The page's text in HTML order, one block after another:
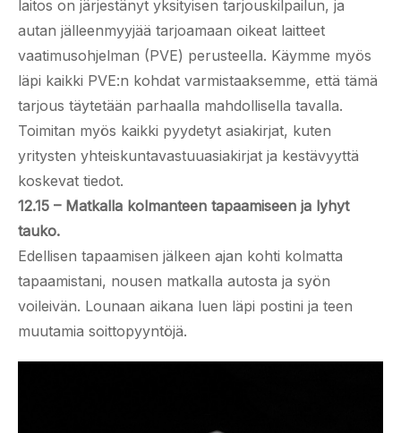
laitos on järjestänyt yksityisen tarjouskilpailun, ja
autan jälleenmyyjää tarjoamaan oikeat laitteet
vaatimusohjelman (PVE) perusteella. Käymme myös
läpi kaikki PVE:n kohdat varmistaaksemme, että tämä
tarjous täytetään parhaalla mahdollisella tavalla.
Toimitan myös kaikki pyydetyt asiakirjat, kuten
yritysten yhteiskuntavastuuasiakirjat ja kestävyyttä
koskevat tiedot.
12.15 – Matkalla kolmanteen tapaamiseen ja lyhyt
tauko.
Edellisen tapaamisen jälkeen ajan kohti kolmatta
tapaamistani, nousen matkalla autosta ja syön
voileivän. Lounaan aikana luen läpi postini ja teen
muutamia soittopyyntöjä.